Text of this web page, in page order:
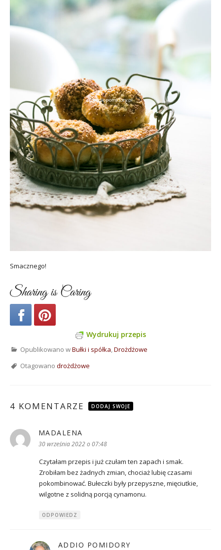
Smacznego!
Sharing is Caring
Wydrukuj przepis
Opublikowano wBułki i spółka,Drożdżowe
Otagowano drożdżowe
4 KOMENTARZE DODAJ SWOJE
MADALENA
30 września 2022 o 07:48
Czytałam przepis i już czułam ten zapach i smak.
Zrobiłam bez żadnych zmian, chociaż lubię czasami
pokombinować. Bułeczki były przepyszne, mięciutkie,
wilgotne z solidną porcją cynamonu.
ODPOWIEDZ
ADDIO POMIDORY